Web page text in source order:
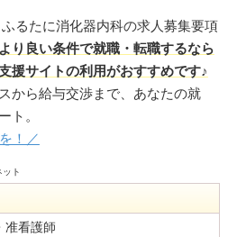
るたに消化器内科の求人募集要項
より良い条件で就職・転職するなら
援サイトの利用がおすすめです♪
から給与交渉まで、あなたの就
ト。
！／
ト
准看護師